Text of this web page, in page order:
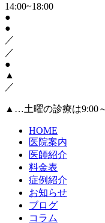
14:00~18:00
●
●
／
／
●
▲
／
▲ …土曜の診療は9:00
HOME
医院案内
医師紹介
料金表
症例紹介
お知らせ
ブログ
コラム